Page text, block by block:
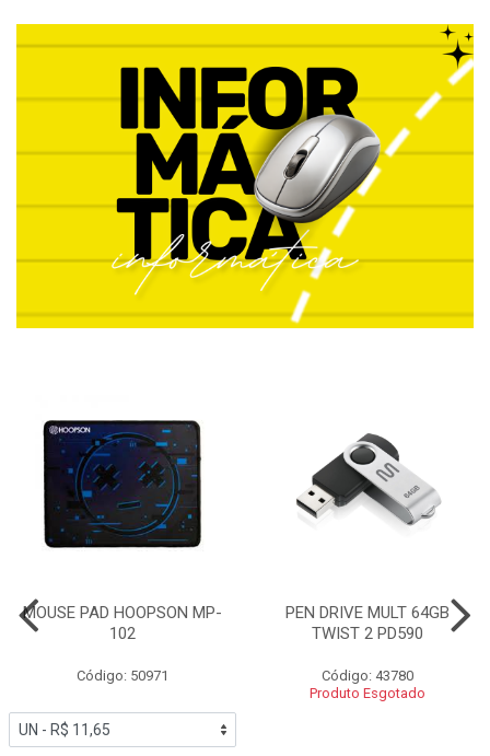
MOUSE PAD HOOPSON MP-
102
Código: 50971
PEN DRIVE MULT 64GB
TWIST 2 PD590
Código: 43780
Produto Esgotado